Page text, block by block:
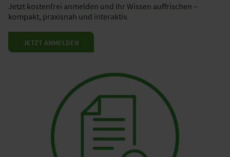
Jetzt kostenfrei anmelden und Ihr Wissen auffrischen –
kompakt, praxisnah und interaktiv.
JETZT ANMELDEN